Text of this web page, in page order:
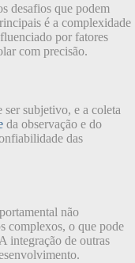
desafios que podem
é a complexidade
por fatores
com precisão.
subjetivo, e a coleta
da observação e do
das
não
complexos, o que pode
integração de outras